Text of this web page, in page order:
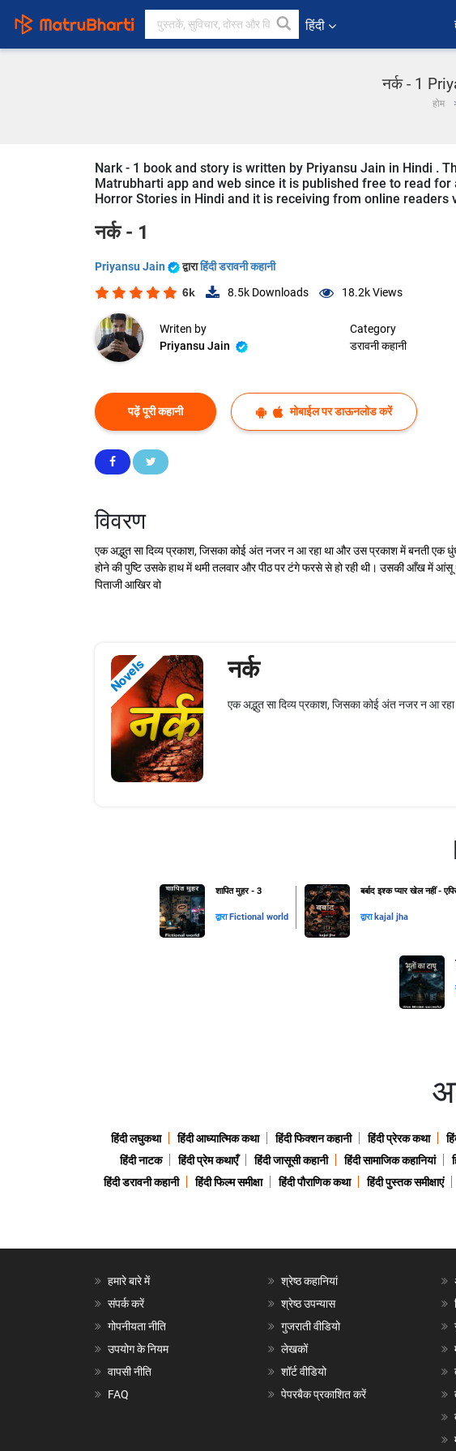
हिंदी
नर्क - 1
होम
Nark - 1 book and story is written by Priyansu Jain in Hindi .
Matrubharti app and web since it is published free to read
Horror Stories in Hindi and it is receiving from online
नर्क - 1
Priyansu Jain द्वाराहिंदी डरावनी कहानी
6k 8.5k Downloads 18.2kViews
Writen by
Priyansu Jain
Category
डरावनी कहानी
पढ़ें पूरी कहानी मोबाईल पर डाऊनलोड करें
विवरण
एक अद्भुत सा दिव्य प्रकाश, जिसका कोई अंत नजर न आ रहा था और उस प्रकाश में बनती एक
होने की पुष्टि उसके हाथ में थमी तलवार और पीठ पर टंगे फरसे से हो रही थी। उसकी आँख में आंसू
पिताजी आखिर वो
Novels नर्क
एक अद्भुत सा दिव्य प्रकाश, जिसका कोई अंत नजर न आ
शापित मुहर - 3
द्वारा Fictional world
बर्बाद इश्क प्यार खेल नहीं -
द्वारा kajal jha
हिंदी लघुकथा हिंदी आध्यात्मिक कथा हिंदी फिक्शन कहानी हिंदी प्रेरक कथा
हिंदी नाटक
हिंदी प्रेम कथाएँ हिंदी जासूसी कहानी हिंदी सामाजिक कहानियां
हिंदी डरावनी कहानी
हिंदी फिल्म समीक्षा हिंदी पौराणिक कथा हिंदी पुस्तक समीक्षाएं
हमारे बारे में
संपर्क करें
गोपनीयता नीति
उपयोग के नियम
वापसी नीति
FAQ
श्रेष्ठ कहानियां
श्रेष्ठ उपन्यास
गुजराती वीडियो
लेखकों
शॉर्ट वीडियो
पेपरबैक प्रकाशित करें